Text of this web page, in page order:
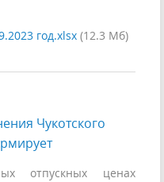
год.xlsx (12.3 Мб)
Чукотского
отпускных ценах